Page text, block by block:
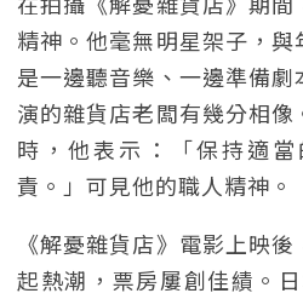
精神。他毫無明星架子，
是一邊聽音樂、一邊準備
演的雜貨店老闆有幾分相
時，他表示：「保持適
責。」可見他的職人精神。
《解憂雜貨店》電影上映
起熱潮，票房屢創佳績。